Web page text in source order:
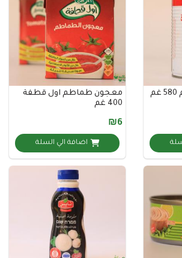
معجون طماطم اول قطفة
اضافة الي السلة